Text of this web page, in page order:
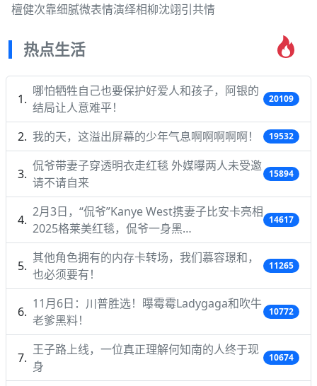
檀健次靠细腻微表情演绎相柳沈翊引共情
热点生活
哪怕牺牲自己也要保护好爱人和孩子，阿银的
结局让人意难平！
20109
我的天，这溢出屏幕的少年气息啊啊啊啊啊！ 19532
侃爷带妻子穿透明衣走红毯 外媒曝两人未受邀
请不请自来
15894
2月3日，“侃爷”Kanye West携妻子比安卡亮相
2025格莱美红毯，侃爷一身黑…
14617
其他角色拥有的内存卡转场，我们慕容璟和，
也必须要有！
11265
11月6日：川普胜选！曝霉霉Ladygaga和吹牛
老爹黑料！
10772
王子路上线，一位真正理解何知南的人终于现
身
10674